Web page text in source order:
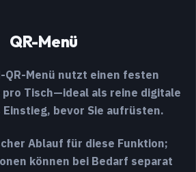
QR-Menü
QR-Menü nutzt einen festen
Tisch—ideal als reine digitale
bevor Sie aufrüsten.
Ablauf für diese Funktion;
können bei Bedarf separat